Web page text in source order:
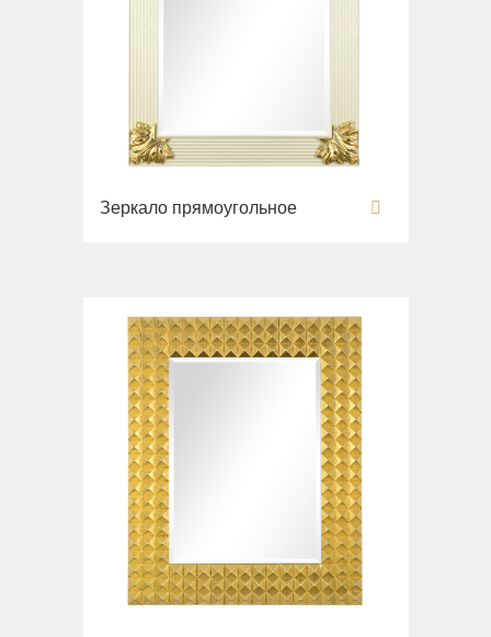
Зеркало прямоугольное